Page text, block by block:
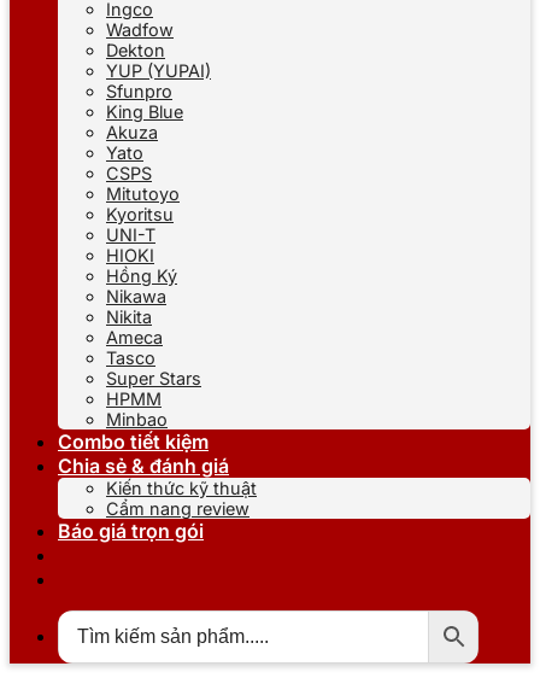
Ingco
Wadfow
Dekton
YUP (YUPAI)
Sfunpro
King Blue
Akuza
Yato
CSPS
Mitutoyo
Kyoritsu
UNI-T
HIOKI
Hồng Ký
Nikawa
Nikita
Ameca
Tasco
Super Stars
HPMM
Minbao
Combo tiết kiệm
Chia sẻ & đánh giá
Kiến thức kỹ thuật
Cẩm nang review
Báo giá trọn gói